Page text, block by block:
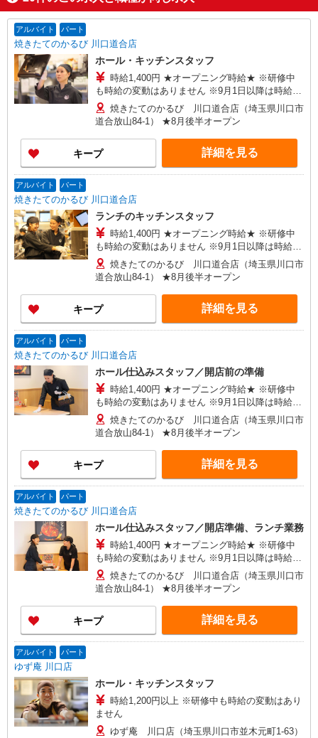
アルバイト パート
焼きたてのかるび 川口道合店
ホール・キッチンスタッフ
時給1,400円 ★オープニング時給★ ※研修中
も時給の変動はありません ※9月1日以降は時給
1,300円焼きたてのかるび 川口道合店（埼玉県川口市
道合放山84-1） ★8月後半オープン
キープ 詳細を見る
アルバイト パート
焼きたてのかるび 川口道合店
ランチのキッチンスタッフ
時給1,400円 ★オープニング時給★ ※研修中
も時給の変動はありません ※9月1日以降は時給
1,300円焼きたてのかるび 川口道合店（埼玉県川口市
道合放山84-1） ★8月後半オープン
キープ 詳細を見る
アルバイト パート
焼きたてのかるび 川口道合店
ホール仕込みスタッフ／開店前の準備
時給1,400円 ★オープニング時給★ ※研修中
も時給の変動はありません ※9月1日以降は時給
1,300円焼きたてのかるび 川口道合店（埼玉県川口市
道合放山84-1） ★8月後半オープン
キープ 詳細を見る
アルバイト パート
焼きたてのかるび 川口道合店
ホール仕込みスタッフ／開店準備、ランチ業務
時給1,400円 ★オープニング時給★ ※研修中
も時給の変動はありません ※9月1日以降は時給
1,300円焼きたてのかるび 川口道合店（埼玉県川口市
道合放山84-1） ★8月後半オープン
キープ 詳細を見る
アルバイト パート
ゆず庵 川口店
ホール・キッチンスタッフ
時給1,200円以上 ※研修中も時給の変動はあり
ません
ゆず庵 川口店（埼玉県川口市並木元町1-63）